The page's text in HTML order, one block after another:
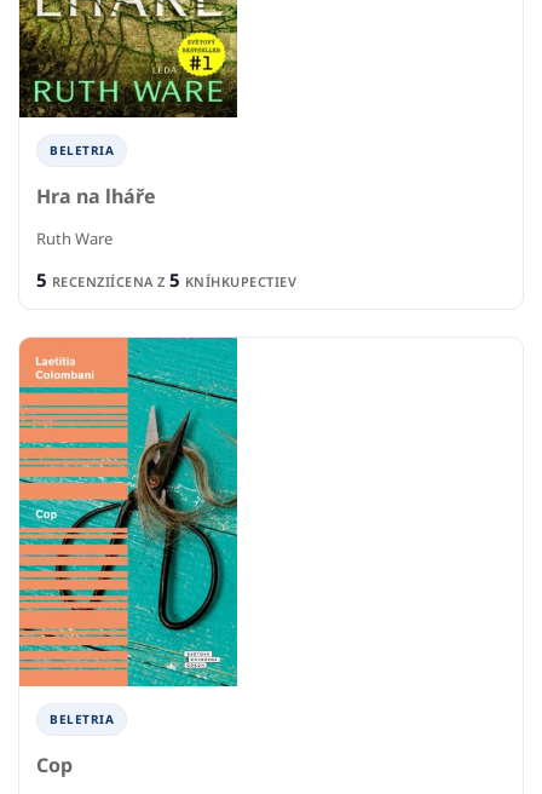
BELETRIA
Hra na lháře
Ruth Ware
5 RECENZIÍCENA Z 5 KNÍHKUPECTIEV
BELETRIA
Cop